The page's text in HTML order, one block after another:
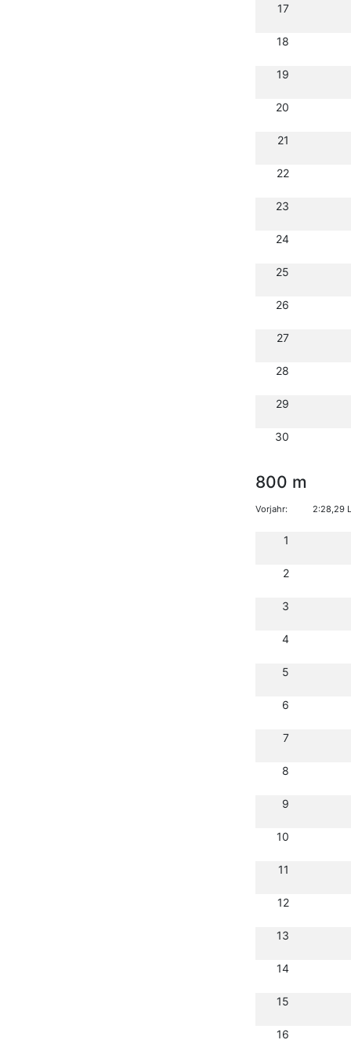
17
18
19
20
21
22
23
24
25
26
27
28
29
30
800 m
Vorjahr: 2:28,29
1
2
3
4
5
6
7
8
9
10
11
12
13
14
15
16